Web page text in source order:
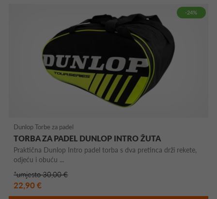
-24%
Dunlop Torbe za padel
TORBA ZA PADEL DUNLOP INTRO ŽUTA
Praktična Dunlop Intro padel torba s dva pretinca drži rekete,
odjeću i obuću ...
*umjesto 30,00 €
22,90 €